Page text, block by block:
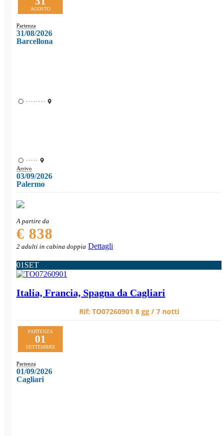
AGOSTO
Partenza
31/08/2026
Barcellona
••••••••
•••••
Arrivo
03/09/2026
Palermo
A partire da
€ 838
2 adulti in cabina doppia Dettagli
01SET
Italia, Francia, Spagna da Cagliari
Rif: TO07260901 8 gg / 7 notti
PARTENZA
01
SETTEMBRE
Partenza
01/09/2026
Cagliari